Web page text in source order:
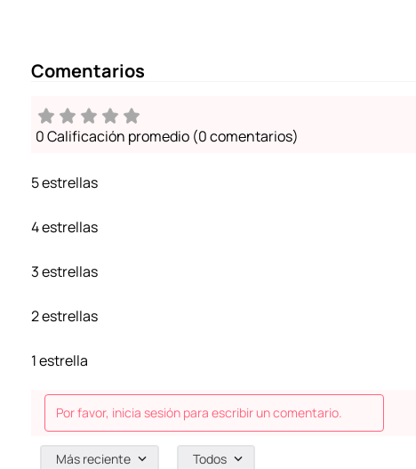
Comentarios
0 Calificación promedio (0 comentarios)
5 estrellas
4 estrellas
3 estrellas
2 estrellas
1 estrella
Por favor, inicia sesión para escribir un comentario.
Más reciente Todos